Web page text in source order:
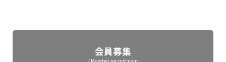
会員募集